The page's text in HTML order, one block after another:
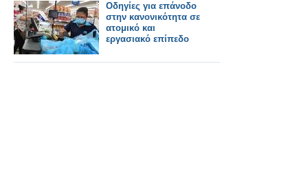
Οδηγίες για επάνοδο
στην κανονικότητα σε
ατομικό και
εργασιακό επίπεδο